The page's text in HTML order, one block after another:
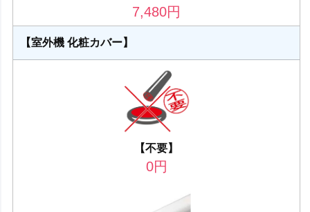
7,480円
【室外機 化粧カバー】
【不要】
0円